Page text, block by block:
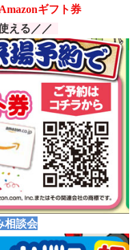
Amazonギフト券
える／／
相談会